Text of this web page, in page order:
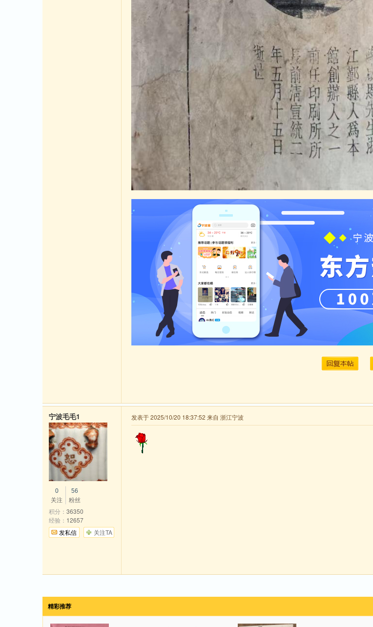
发表于 2025/10/20 18:37:52 来自 浙江宁波
宁波毛毛1
0
关注
56
粉丝
积分： 36350
经验： 12657
发私信
关注TA
精彩推荐